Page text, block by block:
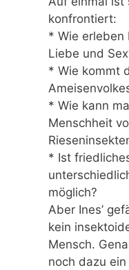
konfrontiert:
* Wie erleben
Liebe und
* Wie kommt
* Wie kann
Menschheit
* Ist
möglich?
Aber Ines’
kein
Mensch.
noch dazu